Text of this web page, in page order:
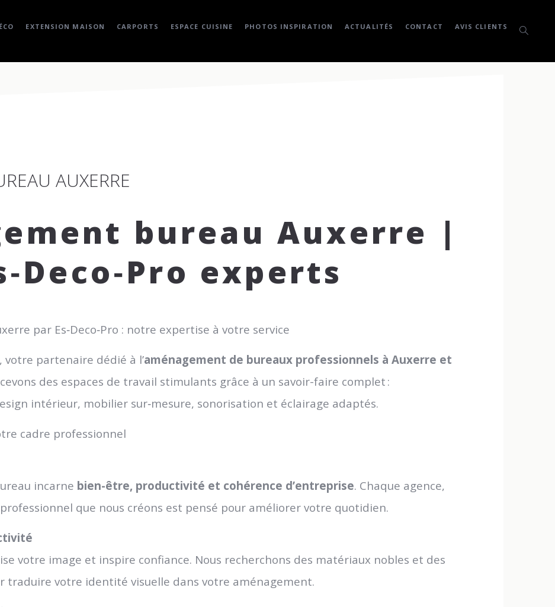
EXTENSION MAISON CARPORTS ESPACE CUISINE PHOTOS INSPIRATION ACTUALITÉS CONTACT AVIS CLIENTS
AUXERRE
bureau Auxerre |
experts
par Es‑Deco‑Pro : notre expertise à votre service
, votre partenaire dédié à l’aménagement de bureaux professionnels à Auxerre et
des espaces de travail stimulants grâce à un savoir-faire complet :
intérieur, mobilier sur‑mesure, sonorisation et éclairage adaptés.
cadre professionnel
incarne bien-être, productivité et cohérence d’entreprise. Chaque agence,
que nous créons est pensé pour améliorer votre quotidien.
votre image et inspire confiance. Nous recherchons des matériaux nobles et des
traduire votre identité visuelle dans votre aménagement.